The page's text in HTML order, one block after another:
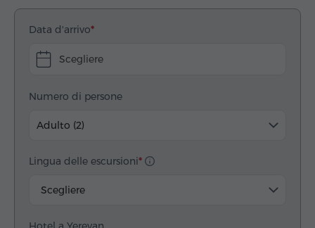
Data d'arrivo
Scegliere
Numero di persone
Adulto (2)
Lingua delle escursioni
Scegliere